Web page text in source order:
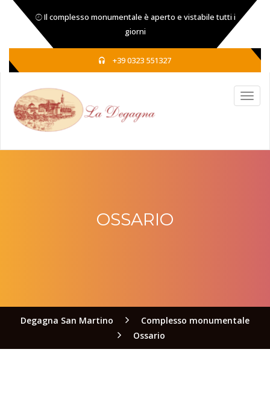
Il complesso monumentale è aperto e vistabile tutti i
giorni
+39 0323 551327
OSSARIO
Degagna San Martino
Complesso monumentale
Ossario